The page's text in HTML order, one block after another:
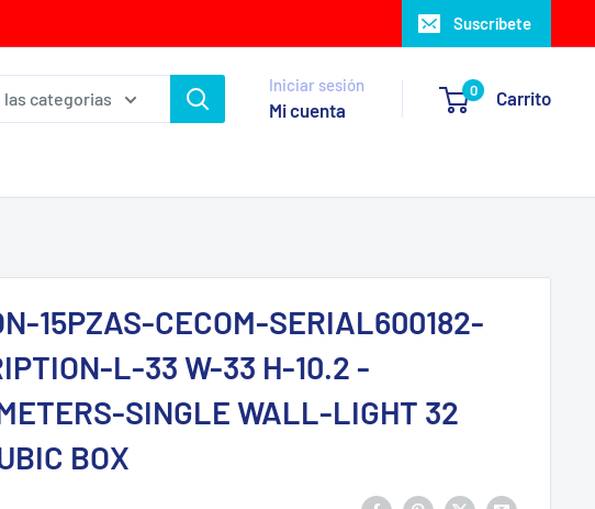
Suscríbete
las categorias
Iniciar sesión
Mi cuenta
0 Carrito
15PZAS-CECOM-SERIAL600182-
L-33 W-33 H-10.2 -
SINGLE WALL-LIGHT 32
BOX